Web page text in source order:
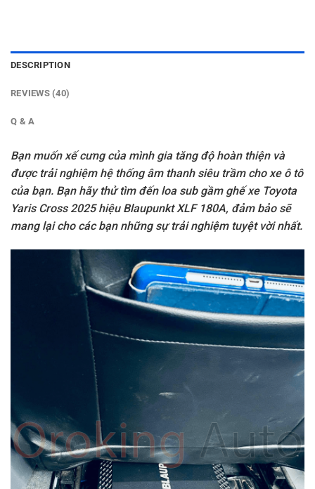
DESCRIPTION
REVIEWS (40)
Q & A
Bạn muốn xế cưng của mình gia tăng độ hoàn thiện và
được trải nghiệm hệ thống âm thanh siêu trầm cho xe ô tô
của bạn. Bạn hãy thử tìm đến loa sub gầm ghế xe Toyota
Yaris Cross 2025 hiệu Blaupunkt XLF 180A, đảm bảo sẽ
mang lại cho các bạn những sự trải nghiệm tuyệt vời nhất.